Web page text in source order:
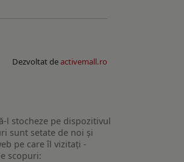
Dezvoltat deactivemall.ro
l stocheze pe dispozitivul
sunt setate de noi și
pe care îl vizitați -
scopuri: